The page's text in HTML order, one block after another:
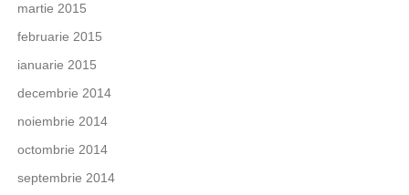
martie 2015
februarie 2015
ianuarie 2015
decembrie 2014
noiembrie 2014
octombrie 2014
septembrie 2014